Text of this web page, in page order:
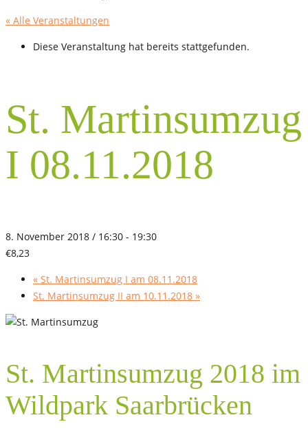
« Alle Veranstaltungen
Diese Veranstaltung hat bereits stattgefunden.
St. Martinsumzug
I 08.11.2018
8. November 2018 / 16:30 - 19:30
€8,23
« St. Martinsumzug I am 08.11.2018
St. Martinsumzug II am 10.11.2018 »
St. Martinsumzug 2018 im
Wildpark Saarbrücken